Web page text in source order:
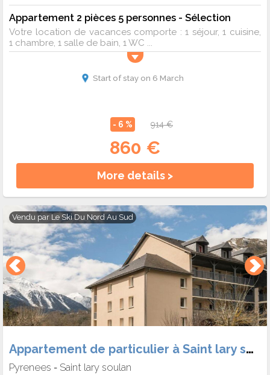
Appartement 2 pièces 5 personnes - Sélection
Votre location de vacances comporte : 1 séjour, 1 cuisine,
1 chambre, 1 salle de bain, 1 WC ...
Start of stay on 6 March
- 6 % 914 €
860 €
More details >
Vendu par Le Ski Du Nord Au Sud
Appartement de particulier à Saint lary soulan
Pyrenees - Saint lary soulan